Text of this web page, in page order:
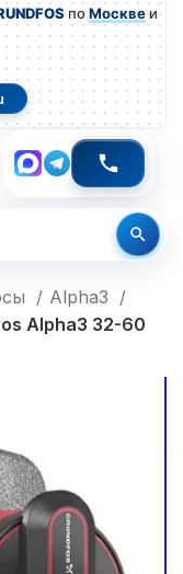
поМосквеи
Alpha3
Alpha3 32-60